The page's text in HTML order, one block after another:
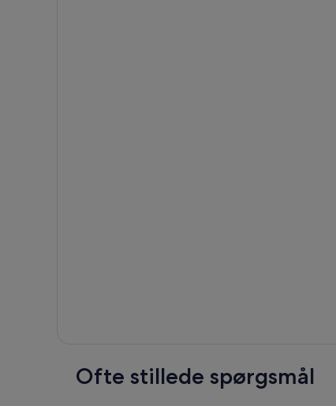
Ofte stillede spørgsmål